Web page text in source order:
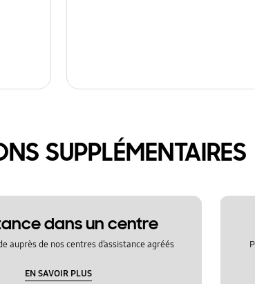
SUPPLÉMENTAIRES
dans un centre
auprès de nos centres d’assistance agréés
EN SAVOIR PLUS